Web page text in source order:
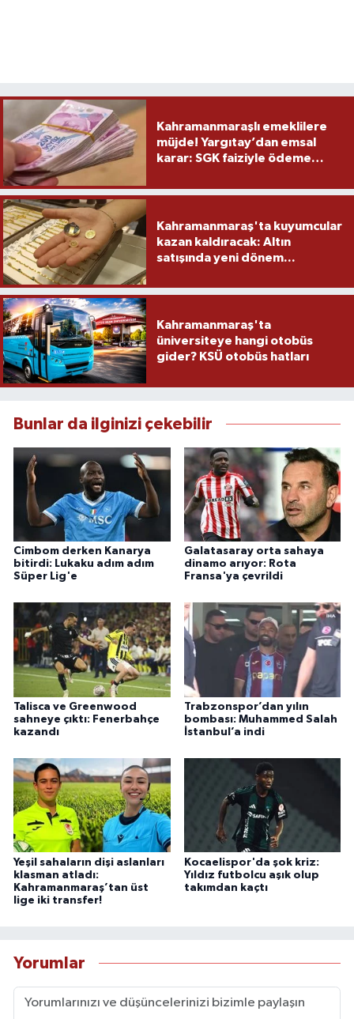
Kahramanmaraşlı emeklilere
müjde! Yargıtay’dan emsal
karar: SGK faiziyle ödeme
Kahramanmaraş'ta kuyumcular
kazan kaldıracak: Altın
satışında yeni dönem...
Kahramanmaraş'ta
üniversiteye hangi otobüs
gider? KSÜ otobüs hatları
Bunlar da ilginizi çekebilir
Cimbom derken Kanarya
bitirdi: Lukaku adım adım
Süper Lig'e
Galatasaray orta sahaya
dinamo arıyor: Rota
Fransa'ya çevrildi
Talisca ve Greenwood
sahneye çıktı: Fenerbahçe
kazandı
Trabzonspor’dan yılın
bombası: Muhammed Salah
İstanbul’a indi
Yeşil sahaların dişi aslanları
klasman atladı:
Kahramanmaraş’tan üst
lige iki transfer!
Kocaelispor'da şok kriz:
Yıldız futbolcu aşık olup
takımdan kaçtı
Yorumlar